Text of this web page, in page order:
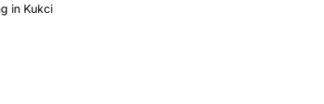
in Kukci